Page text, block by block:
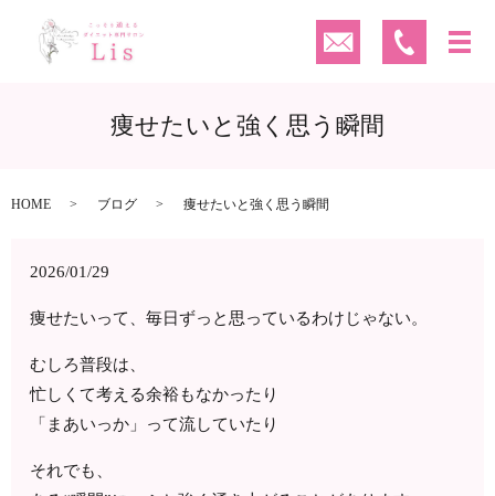
痩せたいと強く思う瞬間
HOME ブログ 痩せたいと強く思う瞬間
2026/01/29
痩せたいって、毎日ずっと思っているわけじゃない。
むしろ普段は、
忙しくて考える余裕もなかったり
「まあいっか」って流していたり
それでも、